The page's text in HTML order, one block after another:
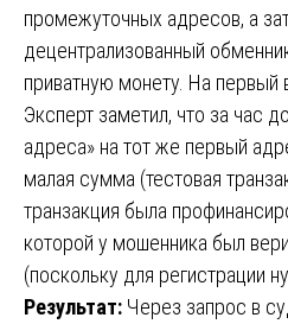
промежуточных адресов, а
децентрализованный
приватную монету. На первый
Эксперт заметил, что за час
адреса» на тот же первый
малая сумма (тестовая
транзакция была
которой у мошенника был
(поскольку для регистрации
Результат: Через запрос в